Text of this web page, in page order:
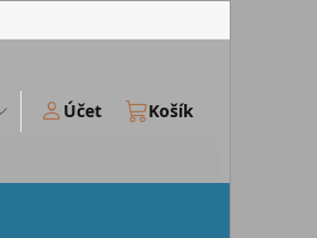
Účet Košík